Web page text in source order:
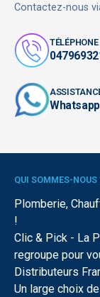
Contactez-nous
TÉLÉPHONE
Whatsapp
QUI SOMMES-NOUS
Plomberie,
!
Clic & Pick - La
regroupe pour
Distributeurs
Un large choix